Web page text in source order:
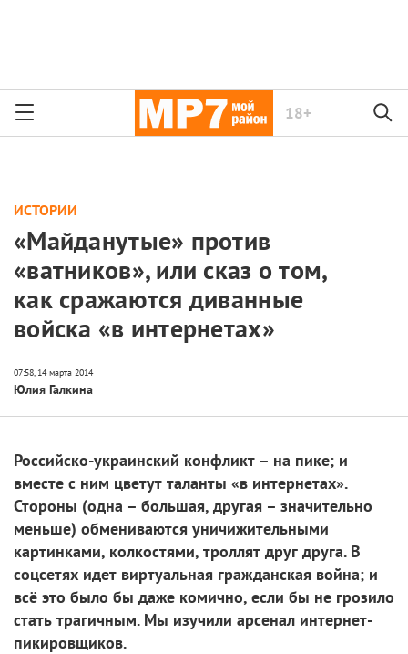
18+
ИСТОРИИ
«Майданутые» против
«ватников», или сказ о том,
как сражаются диванные
войска «в интернетах»
Юлия Галкина
Российско-украинский конфликт – на пике; и
вместе с ним цветут таланты «в интернетах».
Стороны (одна – большая, другая – значительно
меньше) обмениваются уничижительными
картинками, колкостями, троллят друг друга. В
соцсетях идет виртуальная гражданская война; и
всё это было бы даже комично, если бы не грозило
стать трагичным. Мы изучили арсенал интернет-
пикировщиков.